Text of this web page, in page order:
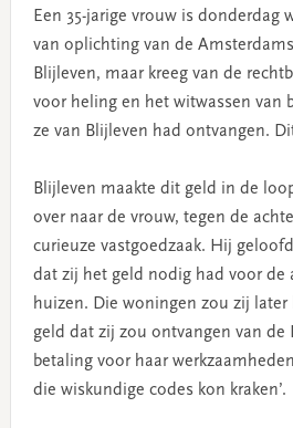
Een 35-jarige vrouw is donderdag
van oplichting van de
Blijleven, maar kreeg van de
voor heling en het witwassen van
ze van Blijleven had ontvangen.
Blijleven maakte dit geld in de
over naar de vrouw, tegen de
curieuze vastgoedzaak. Hij
dat zij het geld nodig had voor de
huizen. Die woningen zou zij
geld dat zij zou ontvangen van de
betaling voor haar
die wiskundige codes kon kraken’.